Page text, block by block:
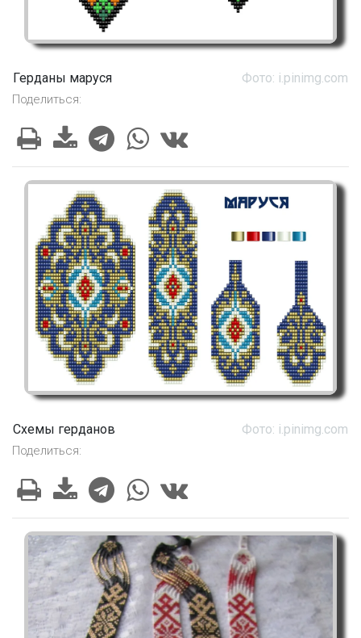
Герданы маруся Фото: i.pinimg.com
Поделиться:
Схемы герданов Фото: i.pinimg.com
Поделиться: